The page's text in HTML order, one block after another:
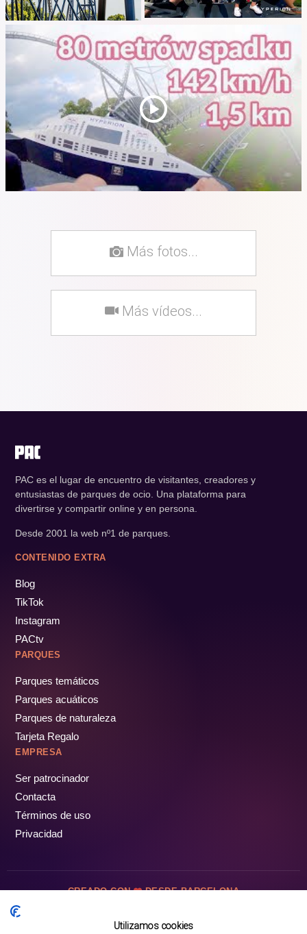
Más fotos...
Más vídeos...
PAC es el lugar de encuentro de visitantes, creadores y
entusiastas de parques de ocio. Una plataforma para
divertirse y compartir online y en persona.
Desde 2001 la web nº1 de parques.
CONTENIDO EXTRA
Blog
TikTok
Instagram
PACtv
PARQUES
Parques temáticos
Parques acuáticos
Parques de naturaleza
Tarjeta Regalo
EMPRESA
Ser patrocinador
Contacta
Términos de uso
Privacidad
CREADO CON DESDE BARCELONA
Utilizamos cookies